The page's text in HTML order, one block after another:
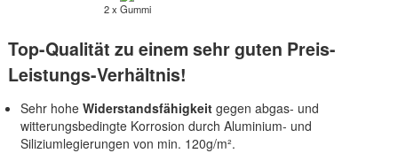
2 x Gummi
Top-Qualität zu einem sehr guten Preis-
Leistungs-Verhältnis!
Sehr hohe Widerstandsfähigkeit gegen abgas- und
witterungsbedingte Korrosion durch Aluminium- und
Siliziumlegierungen von min. 120g/m².